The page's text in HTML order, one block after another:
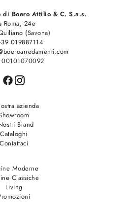
di Boero Attilio & C. S.a.s.
Roma, 24e
(Savona)
019887114
00101070092
azienda
Brand
Cataloghi
Contattaci
Moderne
Classiche
Living